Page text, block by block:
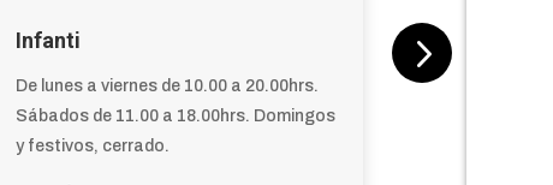
Infanti
De lunes a viernes de 10.00 a 20.00hrs.
Sábados de 11.00 a 18.00hrs. Domingos
y festivos, cerrado.
Preunic